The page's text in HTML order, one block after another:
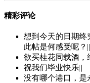
精彩评论
想到今天的日期终
此帖是何感受呢？||
欲买桂花同载酒，
祝我们毕业快乐||
没有哪个港口，是